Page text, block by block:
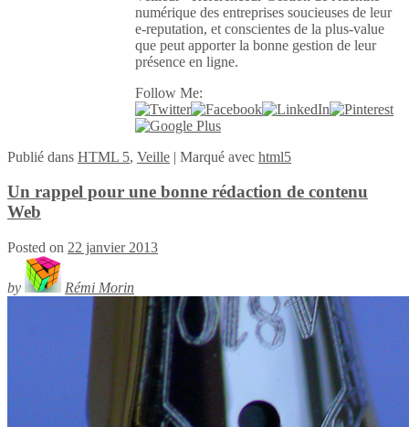
numérique des entreprises soucieuses de leur
e-reputation, et conscientes de la plus-value
que peut apporter la bonne gestion de leur
présence en ligne.
Follow Me:
Publié dans HTML 5, Veille | Marqué avec html5
Un rappel pour une bonne rédaction de contenu
Web
Posted on 22 janvier 2013
by Rémi Morin